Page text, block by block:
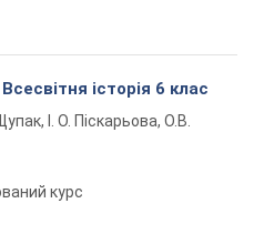
історія 6 клас
Щупак, І. О. Піскарьова, О.В.
курс